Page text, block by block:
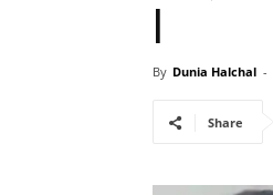
By Dunia Halchal -
Share